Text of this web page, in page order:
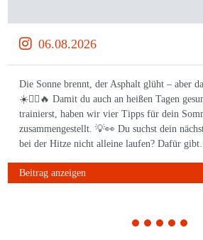
06.08.2026
Die Sonne brennt, der Asphalt glüht – aber
☀️🏃‍♀️🔥 Damit du auch an heißen Tagen
trainierst, haben wir vier Tipps für dein
zusammengestellt. 💡👀 Du suchst dein
bei der Hitze nicht alleine laufen? Dafür
Beitrag anzeigen
1 2 3 4 5